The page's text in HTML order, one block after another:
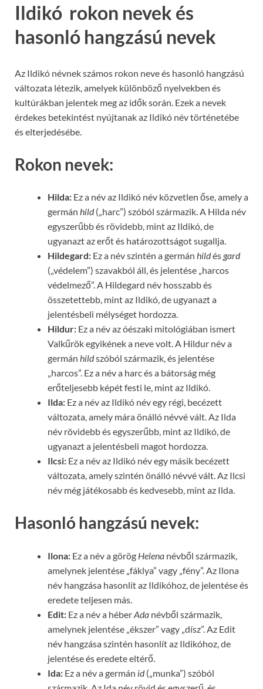
Ildikó rokon nevek és
hasonló hangzású nevek
Az Ildikó névnek számos rokon neve és hasonló hangzású
változata létezik, amelyek különböző nyelvekben és
kultúrákban jelentek meg az idők során. Ezek a nevek
érdekes betekintést nyújtanak az Ildikó név történetébe
és elterjedésébe.
Rokon nevek:
Hilda: Ez a név az Ildikó név közvetlen őse, amely a
germán hild(„harc”) szóból származik. A Hilda név
egyszerűbb és rövidebb, mint az Ildikó, de
ugyanazt az erőt és határozottságot sugallja.
Hildegard: Ez a név szintén a germán hildés gard
(„védelem”) szavakból áll, és jelentése „harcos
védelmező”. A Hildegard név hosszabb és
összetettebb, mint az Ildikó, de ugyanazt a
jelentésbeli mélységet hordozza.
Hildur: Ez a név az óészaki mitológiában ismert
Valkűrök egyikének a neve volt. A Hildur név a
germán hildszóból származik, és jelentése
„harcos”. Ez a név a harc és a bátorság még
erőteljesebb képét festi le, mint az Ildikó.
Ilda: Ez a név az Ildikó név egy régi, becézett
változata, amely mára önálló névvé vált. Az Ilda
név rövidebb és egyszerűbb, mint az Ildikó, de
ugyanazt a jelentésbeli magot hordozza.
Ilcsi: Ez a név az Ildikó név egy másik becézett
változata, amely szintén önálló névvé vált. Az Ilcsi
név még játékosabb és kedvesebb, mint az Ilda.
Hasonló hangzású nevek:
Ilona: Ez a név a görög Helena névből származik,
amelynek jelentése „fáklya” vagy „fény”. Az Ilona
név hangzása hasonlít az Ildikóhoz, de jelentése és
eredete teljesen más.
Edit: Ez a név a héberAda névből származik,
amelynek jelentése „ékszer” vagy „dísz”. Az Edit
név hangzása szintén hasonlít az Ildikóhoz, de
jelentése és eredete eltérő.
Ida: Ez a név a germán id(„munka”) szóból